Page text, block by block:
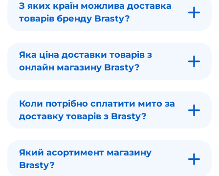
З яких країн можлива доставка
товарів бренду Brasty?
Яка ціна доставки товарів з
онлайн магазину Brasty?
Коли потрібно сплатити мито за
доставку товарів з Brasty?
Який асортимент магазину
Brasty?